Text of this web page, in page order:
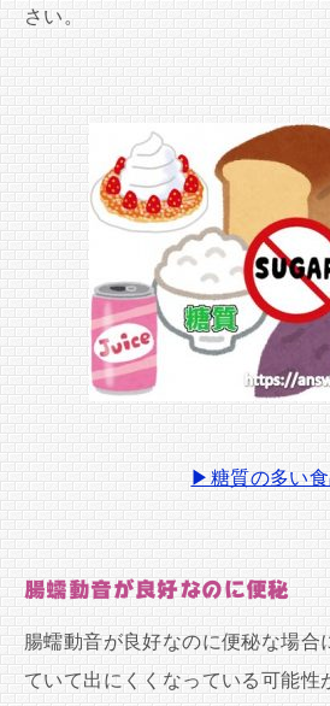
さい。
▶糖質の多い
腸蠕動音が良好なのに便秘
腸蠕動音が良好なのに便秘な場合
ていて出にくくなっている可能性